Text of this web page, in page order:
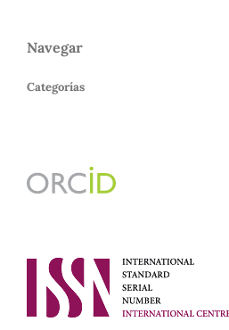
Navegar
Categorías